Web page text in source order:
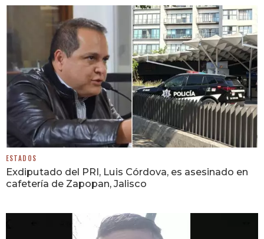
ESTADOS
Exdiputado del PRI, Luis Córdova, es asesinado en
cafetería de Zapopan, Jalisco